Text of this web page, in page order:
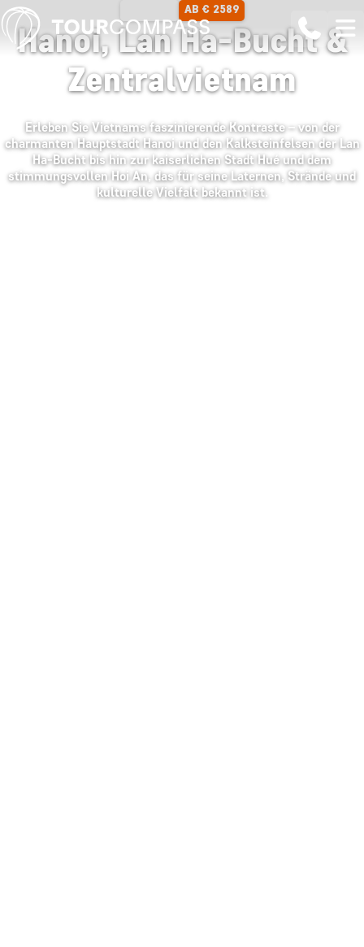
AB € 2589
Hanoi, Lan Ha-Bucht &
Zentralvietnam
Erleben Sie Vietnams faszinierende Kontraste – von der
charmanten Hauptstadt Hanoi und den Kalksteinfelsen der Lan
Ha-Bucht bis hin zur kaiserlichen Stadt Hué und dem
stimmungsvollen Hoi An, das für seine Laternen, Strände und
kulturelle Vielfalt bekannt ist.